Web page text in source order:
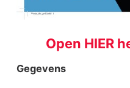
Open HIER
Gegevens